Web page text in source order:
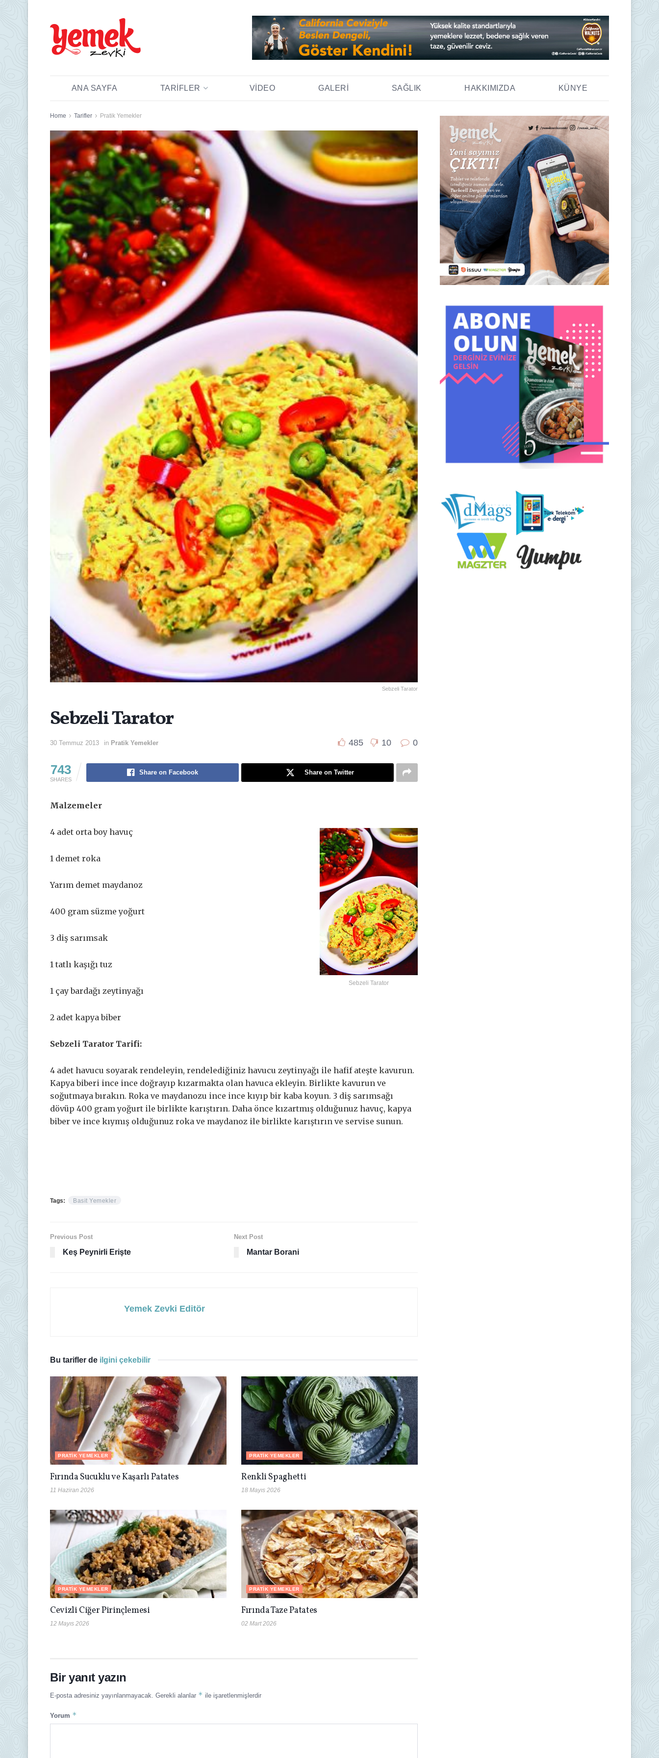
ANA SAYFA TARIFLER VIDEO GALERI SAĞLIK HAKKIMIZDA KÜNYE
Home Tarifler Pratik Yemekler
Sebzeli Tarator
Sebzeli Tarator
30 Temmuz 2013 in Pratik Yemekler 485 10 0
743
SHARES
Share on Facebook Share on Twitter
Malzemeler
Sebzeli Tarator
4 adet orta boy havuç
1 demet roka
Yarım demet maydanoz
400 gram süzme yoğurt
3 diş sarımsak
1 tatlı kaşığı tuz
1 çay bardağı zeytinyağı
2 adet kapya biber
Sebzeli Tarator Tarifi:
4 adet havucu soyarak rendeleyin, rendelediğiniz havucu zeytinyağı ile hafif ateşte kavurun.
Kapya biberi ince ince doğrayıp kızarmakta olan havuca ekleyin. Birlikte kavurun ve
soğutmaya bırakın. Roka ve maydanozu ince ince kıyıp bir kaba koyun. 3 diş sarımsağı
dövüp 400 gram yoğurt ile birlikte karıştırın. Daha önce kızartmış olduğunuz havuç, kapya
biber ve ince kıymış olduğunuz roka ve maydanoz ile birlikte karıştırın ve servise sunun.
Tags: Basit Yemekler
Previous Post
Keş Peynirli Erişte
Next Post
Mantar Borani
Yemek Zevki Editör
Bu tarifler de ilgini çekebilir
PRATIK YEMEKLER
Fırında Sucuklu ve Kaşarlı Patates
11 Haziran 2026
PRATIK YEMEKLER
Renkli Spaghetti
18 Mayıs 2026
PRATIK YEMEKLER
Cevizli Ciğer Pirinçlemesi
12 Mayıs 2026
PRATIK YEMEKLER
Fırında Taze Patates
02 Mart 2026
Bir yanıt yazın
E-posta adresiniz yayınlanmayacak. Gerekli alanlar * ile işaretlenmişlerdir
Yorum *